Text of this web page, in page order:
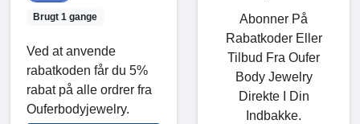
Brugt 1 gange
Ved at anvende
rabatkoden får du 5%
rabat på alle ordrer fra
Ouferbodyjewelry.
Abonner På
Rabatkoder Eller
Tilbud Fra Oufer
Body Jewelry
Direkte I Din
Indbakke.